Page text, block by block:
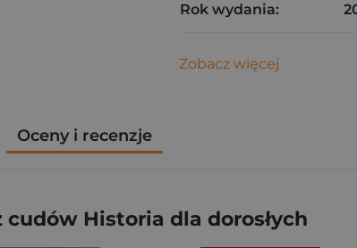
Rok wydania:
Zobacz więcej
Oceny i recenzje
cudów Historia dla dorosłych